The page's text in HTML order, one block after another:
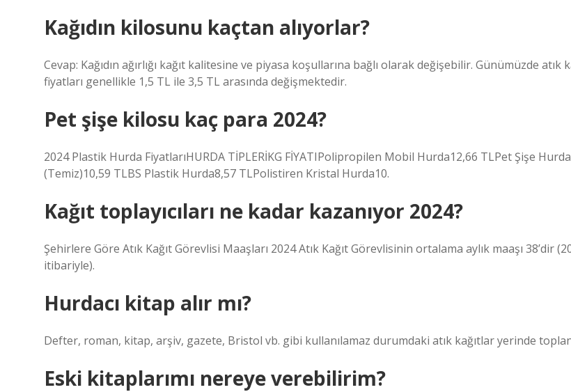
Kağıdın kilosunu kaçtan alıyorlar?
Cevap: Kağıdın ağırlığı kağıt kalitesine ve piyasa koşullarına bağlı olarak değişebilir. Günümüzde atık
fiyatları genellikle 1,5 TL ile 3,5 TL arasında değişmektedir.
Pet şişe kilosu kaç para 2024?
2024 Plastik Hurda FiyatlarıHURDA TİPLERİKG FİYATIPolipropilen Mobil Hurda12,66 TLPet Şişe
(Temiz)10,59 TLBS Plastik Hurda8,57 TLPolistiren Kristal Hurda10.
Kağıt toplayıcıları ne kadar kazanıyor 2024?
Şehirlere Göre Atık Kağıt Görevlisi Maaşları 2024 Atık Kağıt Görevlisinin ortalama aylık maaşı 38’dir
itibariyle).
Hurdacı kitap alır mı?
Defter, roman, kitap, arşiv, gazete, Bristol vb. gibi kullanılamaz durumdaki atık kağıtlar yerinde
Eski kitaplarımı nereye verebilirim?